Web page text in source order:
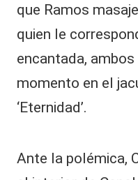
que Ramos
quien le
encantada,
momento en el
‘Eternidad’.
Ante la polémica,